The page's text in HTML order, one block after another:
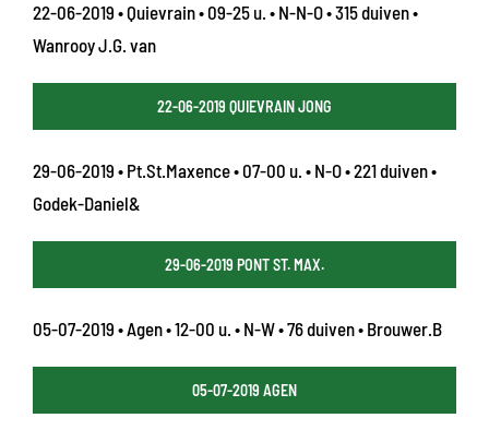
22-06-2019 • Quievrain • 09-25 u. • N-N-O • 315 duiven •
Wanrooy J.G. van
22-06-2019 QUIEVRAIN JONG
29-06-2019 • Pt.St.Maxence • 07-00 u. • N-O • 221 duiven •
Godek-Daniel&
29-06-2019 PONT ST. MAX.
05-07-2019 • Agen • 12-00 u. • N-W • 76 duiven • Brouwer.B
05-07-2019 AGEN